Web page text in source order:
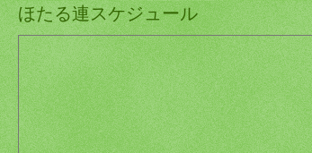
ほたる連スケジュール